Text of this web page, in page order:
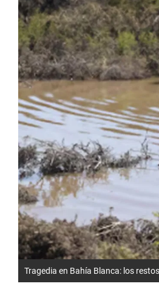
Tragedia en Bahía Blanca: los